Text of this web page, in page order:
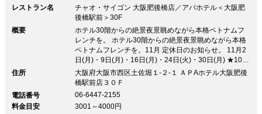
レストラン名
チャオ・サイゴン 大阪肥後橋店／アパホテル＜大阪肥
後橋駅前＞30F
概要
ホテル30階からの絶景夜景眺めながら本格ベトナムフ
レンチを。 ホテル30階からの絶景夜景眺めながら本格
ベトナムフレンチを。11月 定休日のお知らせ。 11月2
日(月)・9日(月)・16日(月)・24日(火)・30日(月) ★10月
15日 13周年となりました。 本場の食材をふんだんに用
いて作る本格ベトナム料理を、フレンチスタイルでお楽
セプトの落ち着いた大人の空間は、BARとしても！ ホ
テル３０Fのテラスから望める絶景の夜景が楽しめるテ
住所
大阪府大阪市西区土佐堀１‐２‐１ ＡＰAホテル大阪肥後
橋駅前店３０Ｆ
電話番号
06-6447-2155
料金目安
3001～4000円